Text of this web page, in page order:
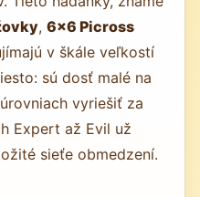
, 6×6 Picross
v škále veľkostí
sú dosť malé na
vyriešiť za
Expert až Evil už
sieťe obmedzení.